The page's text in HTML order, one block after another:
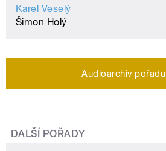
Karel Veselý
Šimon Holý
Audioarchiv pořadu
DALŠÍ POŘADY